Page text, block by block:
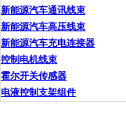
新能源汽车通讯线束
新能源汽车高压线束
新能源汽车充电连接器
控制电机线束
霍尔开关传感器
电液控制支架组件